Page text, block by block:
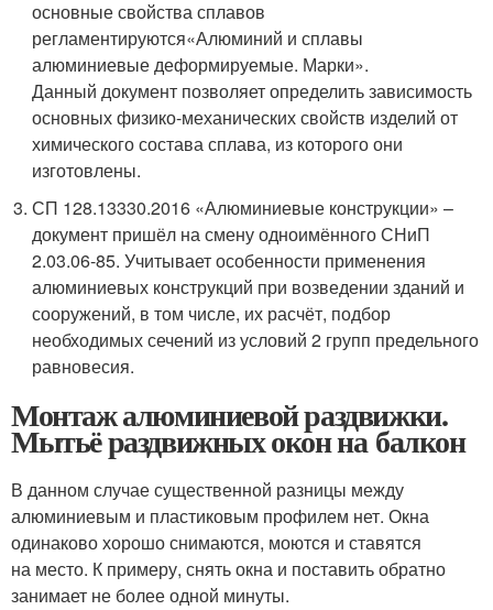
основные свойства сплавов
регламентируются«Алюминий и сплавы
алюминиевые деформируемые. Марки».
Данный документ позволяет определить зависимость
основных физико-механических свойств изделий от
химического состава сплава, из которого они
изготовлены.
СП 128.13330.2016 «Алюминиевые конструкции» –
документ пришёл на смену одноимённого СНиП
2.03.06-85. Учитывает особенности применения
алюминиевых конструкций при возведении зданий и
сооружений, в том числе, их расчёт, подбор
необходимых сечений из условий 2 групп предельного
равновесия.
Монтаж алюминиевой раздвижки.
Мытьё раздвижных окон на балкон
В данном случае существенной разницы между
алюминиевым и пластиковым профилем нет. Окна
одинаково хорошо снимаются, моются и ставятся
на место. К примеру, снять окна и поставить обратно
занимает не более одной минуты.